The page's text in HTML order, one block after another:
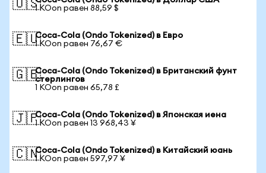
🇺🇸1 KOon равен 88,59 $
🇪🇺Coca-Cola (Ondo Tokenized) в Евро
1 KOon равен 76,67 €
🇬🇧Coca-Cola (Ondo Tokenized) в Британский фунт
стерлингов
1 KOon равен 65,78 £
🇯🇵Coca-Cola (Ondo Tokenized) в Японская иена
1 KOon равен 13 968,43 ¥
🇨🇳Coca-Cola (Ondo Tokenized) в Китайский юань
1 KOon равен 597,97 ¥